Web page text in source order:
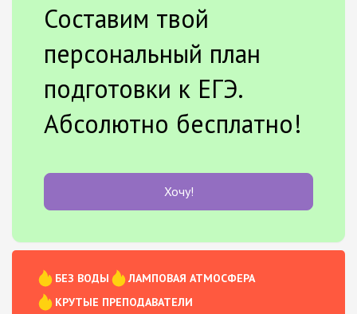
Составим твой
персональный план
подготовки к ЕГЭ.
Абсолютно бесплатно!
Хочу!
БЕЗ ВОДЫ
ЛАМПОВАЯ АТМОСФЕРА
КРУТЫЕ ПРЕПОДАВАТЕЛИ